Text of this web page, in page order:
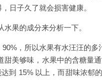
日子久了就会损害健康。
果的成分来分析一下。
，所以水果有水汪汪的
美够味，水果中的含糖量
到 15% 以上，而甜味浓郁